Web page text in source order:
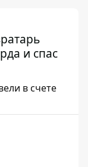
и спас
в счете